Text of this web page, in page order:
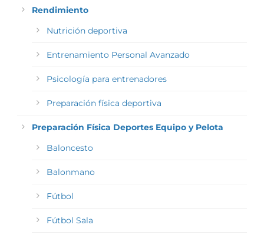
Rendimiento
Nutrición deportiva
Entrenamiento Personal Avanzado
Psicología para entrenadores
Preparación física deportiva
Preparación Física Deportes Equipo y Pelota
Baloncesto
Balonmano
Fútbol
Fútbol Sala